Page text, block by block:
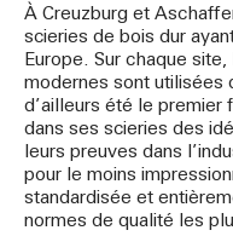
À Creuzburg et
scieries de bois dur
Europe. Sur chaque
modernes sont utilisées
d’ailleurs été le premier
dans ses scieries des
leurs preuves dans
pour le moins
standardisée et
normes de qualité les